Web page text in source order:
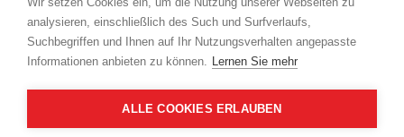
analysieren, einschließlich des Such und Surfverlaufs,
Suchbegriffen und Ihnen auf Ihr Nutzungsverhalten angepasste
Informationen anbieten zu können. Lernen Sie mehr
ALLE COOKIES ERLAUBEN